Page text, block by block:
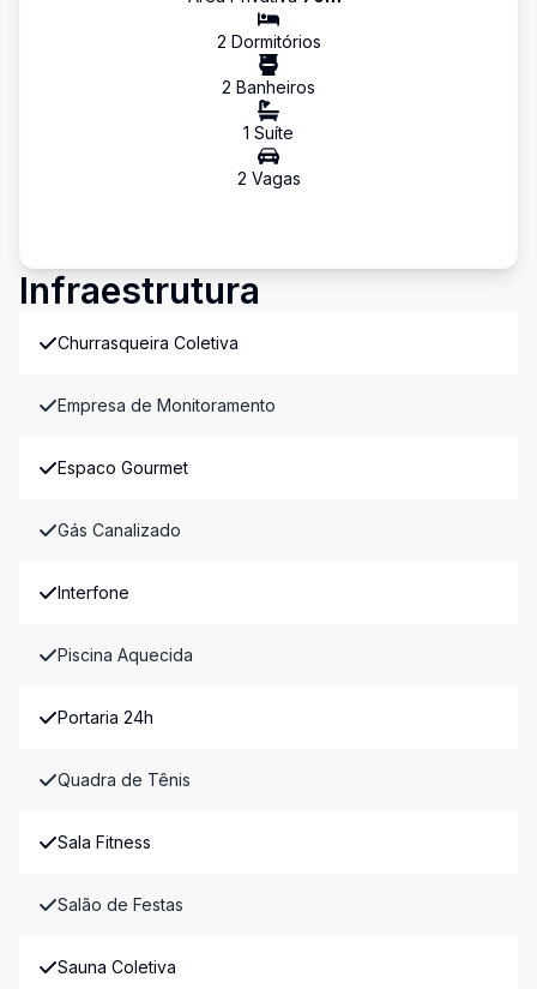
2 Dormitórios
2 Banheiros
1 Suíte
2 Vagas
Infraestrutura
Churrasqueira Coletiva
Empresa de Monitoramento
Espaco Gourmet
Gás Canalizado
Interfone
Piscina Aquecida
Portaria 24h
Quadra de Tênis
Sala Fitness
Salão de Festas
Sauna Coletiva